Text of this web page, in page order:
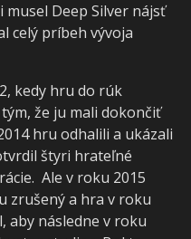
Deep Silver nájsť
celý príbeh vývoja
kedy hru do rúk
že ju mali dokončiť
hru odhalili a ukázali
štyri hrateľné
Ale v roku 2015
zrušený a hra v roku
aby následne v roku